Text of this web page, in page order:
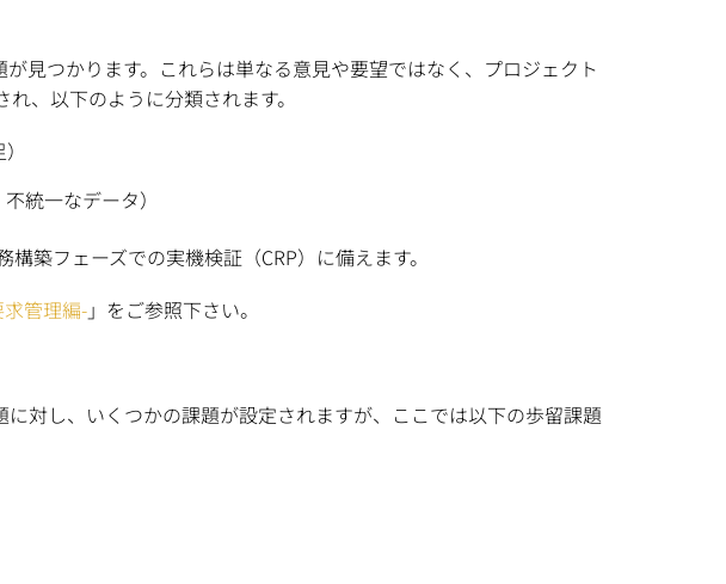
見つかります。これらは単なる意見や要望ではなく、プロジェクト
、以下のように分類されます。
統一なデータ）
築フェーズでの実機検証（CRP）に備えます。
管理編-」をご参照下さい。
対し、いくつかの課題が設定されますが、ここでは以下の歩留課題